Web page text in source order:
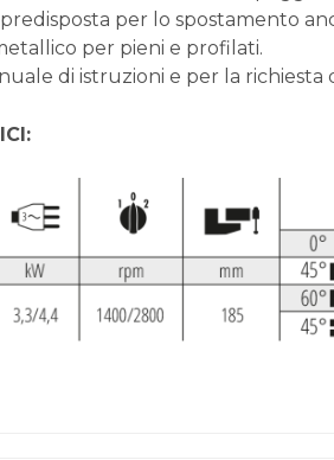
per lo spostamento
per pieni e profilati.
di istruzioni e per la richiesta